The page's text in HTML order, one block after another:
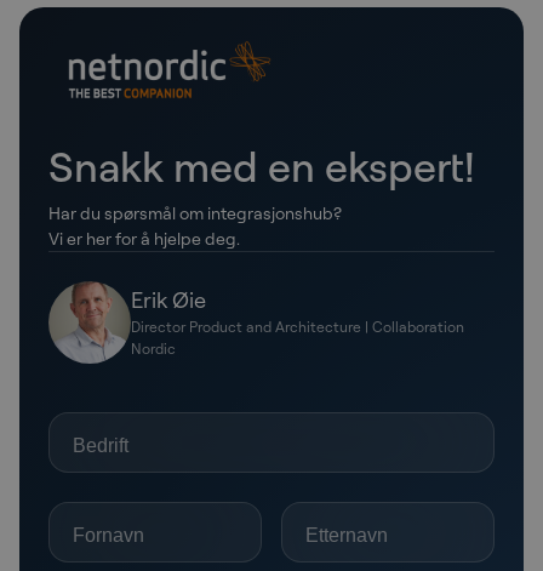
Snakk med en ekspert!
Har du spørsmål om integrasjonshub?
Vi er her for å hjelpe deg.
Erik Øie
Director Product and Architecture | Collaboration
Nordic